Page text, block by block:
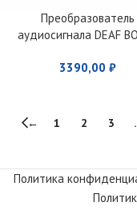
Преобразователь
аудиосигнала DEAF
3390,00 ₽
← 1 2 3
Политика